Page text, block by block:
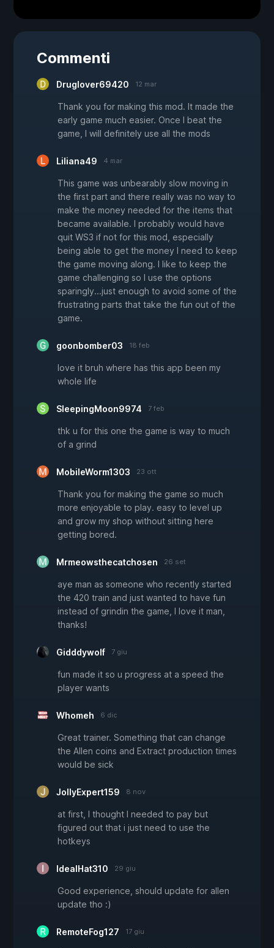
Commenti
Druglover69420 12 mar
Thank you for making this mod. It made the
early game much easier. Once I beat the
game, I will definitely use all the mods
Liliana49 4 mar
This game was unbearably slow moving in
the first part and there really was no way to
make the money needed for the items that
became available. I probably would have
quit WS3 if not for this mod, especially
being able to get the money I need to keep
the game moving along. I like to keep the
game challenging so I use the options
sparingly...just enough to avoid some of the
frustrating parts that take the fun out of the
game.
goonbomber03 18 feb
love it bruh where has this app been my
whole life
SleepingMoon9974 7 feb
thk u for this one the game is way to much
of a grind
MobileWorm1303 23 ott
Thank you for making the game so much
more enjoyable to play. easy to level up
and grow my shop without sitting here
getting bored.
Mrmeowsthecatchosen 26 set
aye man as someone who recently started
the 420 train and just wanted to have fun
instead of grindin the game, I love it man,
thanks!
Gidddywolf 7 giu
fun made it so u progress at a speed the
player wants
Whomeh 6 dic
Great trainer. Something that can change
the Allen coins and Extract production times
would be sick
JollyExpert159 8 nov
at first, I thought I needed to pay but
figured out that i just need to use the
hotkeys
IdealHat310 29 giu
Good experience, should update for allen
update tho :)
RemoteFog127 17 giu